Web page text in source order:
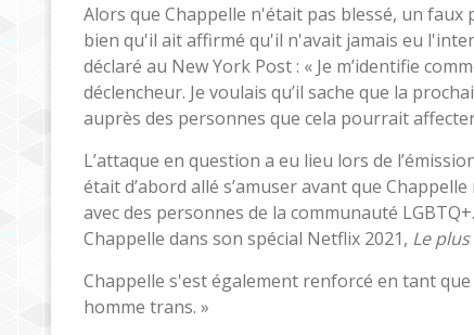
Alors que Chappelle n'était pas blessé, un
bien qu'il ait affirmé qu'il n'avait jamais eu
déclaré au New York Post : « Je m’identifie
déclencheur. Je voulais qu’il sache que la
auprès des personnes que cela pourrait
L’attaque en question a eu lieu lors de
était d’abord allé s’amuser avant que
avec des personnes de la communauté
Chappelle dans son spécial Netflix 2021, Le
Chappelle s'est également renforcé en tant
homme trans. »